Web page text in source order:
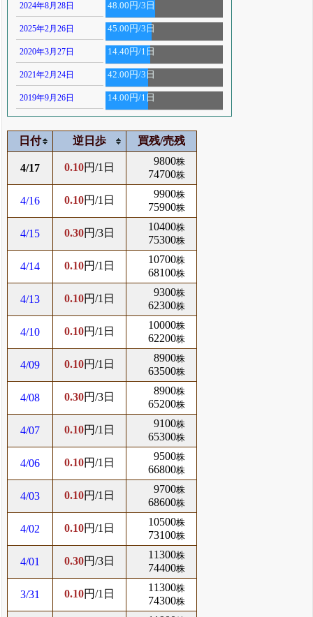
2024年8月28日 48.00円/3日
2025年2月26日 45.00円/3日
2020年3月27日 14.40円/1日
2021年2月24日 42.00円/3日
2019年9月26日 14.00円/1日
日付 逆日歩 買残/売残
4/17 0.10円/1日
9800株
74700株
4/16 0.10円/1日
9900株
75900株
4/15 0.30円/3日
10400株
75300株
4/14 0.10円/1日
10700株
68100株
4/13 0.10円/1日
9300株
62300株
4/10 0.10円/1日
10000株
62200株
4/09 0.10円/1日
8900株
63500株
4/08 0.30円/3日
8900株
65200株
4/07 0.10円/1日
9100株
65300株
4/06 0.10円/1日
9500株
66800株
4/03 0.10円/1日
9700株
68600株
4/02 0.10円/1日
10500株
73100株
4/01 0.30円/3日
11300株
74400株
3/31 0.10円/1日
11300株
74300株